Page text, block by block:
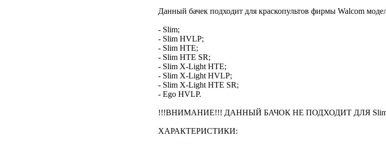
Данный бачек подходит для краскопультов фирмы Walcom
- Slim;
- Slim HVLP;
- Slim HTE;
- Slim HTE SR;
- Slim X-Light HTE;
- Slim X-Light HVLP;
- Slim X-Light HTE SR;
- Ego HVLP.
!!!ВНИМАНИЕ!!! ДАННЫЙ БАЧОК НЕ ПОДХОДИТ ДЛЯ Slim
ХАРАКТЕРИСТИКИ: